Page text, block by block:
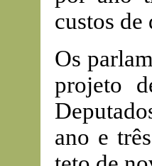
custos de
Os
projeto
ano e